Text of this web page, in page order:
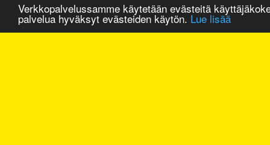
Verkkopalvelussamme käytetään evästeitä
palvelua hyväksyt evästeiden käytön. Lue lisää